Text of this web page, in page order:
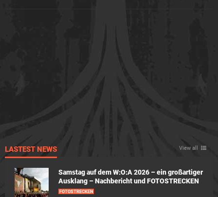
LASTEST NEWS View all
Samstag auf dem W:O:A 2026 – ein großartiger
Ausklang – Nachbericht und FOTOSTRECKEN
FOTOSTRECKEN